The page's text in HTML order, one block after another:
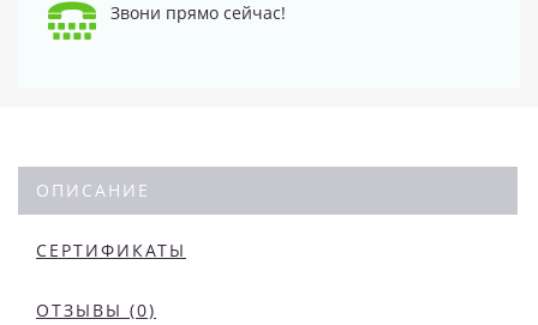
Звони прямо сейчас!
ОПИСАНИЕ
СЕРТИФИКАТЫ
ОТЗЫВЫ (0)